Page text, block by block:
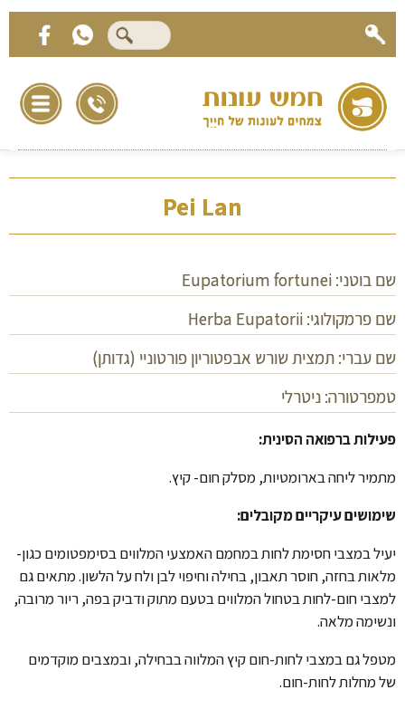
Pei Lan
שם בוטני: Eupatorium fortunei
שם פרמקולוגי: Herba Eupatorii
שם עברי: תמצית שורש אבפטוריון פורטוניי (גדותן)
טמפרטורה: ניטרלי
פעילות ברפואה הסינית:
מתמיר ליחה בארומטיות, מסלק חום- קיץ.
שימושים עיקריים מקובלים:
יעיל במצבי חסימת לחות במחמם האמצעי המלווים בסימפטומים כגון-
מלאות בחזה, חוסר תאבון, בחילה וחיפוי לבן ולח על הלשון. מתאים גם
למצבי חום-לחות בטחול המלווים בטעם מתוק ודביק בפה, ריור מרובה,
ונשימה מלאה.
מטפל גם במצבי לחות-חום קיץ המלווה בבחילה, ובמצבים מוקדמים
של מחלות לחות-חום.